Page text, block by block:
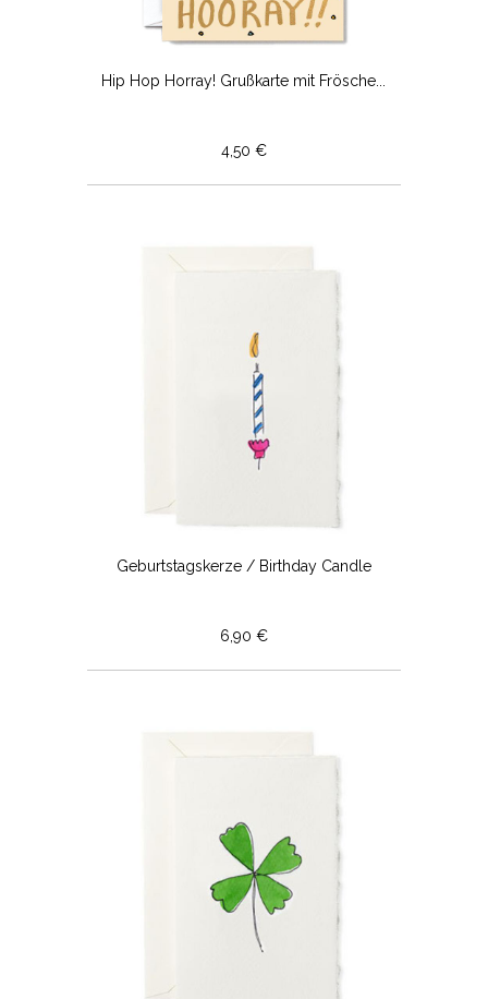
Hip Hop Horray! Grußkarte mit Frösche...
4,50 €
Geburtstagskerze / Birthday Candle
6,90 €